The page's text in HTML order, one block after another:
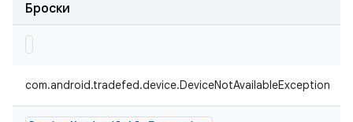
Броски
com.android.tradefed.device.DeviceNotAvailableException